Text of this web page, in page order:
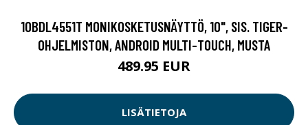
10BDL4551T MONIKOSKETUSNÄYTTÖ, 10", SIS. TIGER-
OHJELMISTON, ANDROID MULTI-TOUCH, MUSTA
489.95 EUR
LISÄTIETOJA